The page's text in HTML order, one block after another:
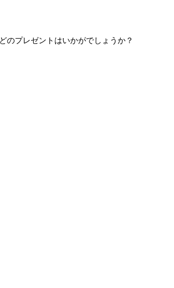
のプレゼントはいかがでしょうか？